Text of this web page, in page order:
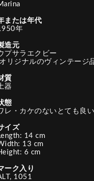
または年代
年
造元
プサラエクビー
リジナルのヴィンテージ
質
器
態
レ・カケのないとても良
イズ
14 cm
13 cm
6 cm
ーク入り
1051